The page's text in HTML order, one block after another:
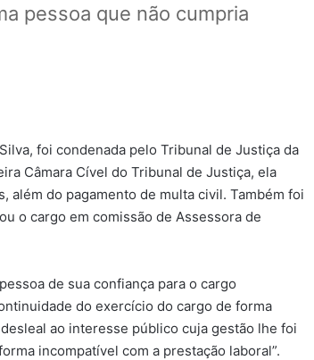
pessoa que não cumpria
foi condenada pelo Tribunal de Justiça da
Câmara Cível do Tribunal de Justiça, ela
do pagamento de multa civil. Também foi
o cargo em comissão de Assessora de
de sua confiança para o cargo
do exercício do cargo de forma
ao interesse público cuja gestão lhe foi
incompatível com a prestação laboral”.